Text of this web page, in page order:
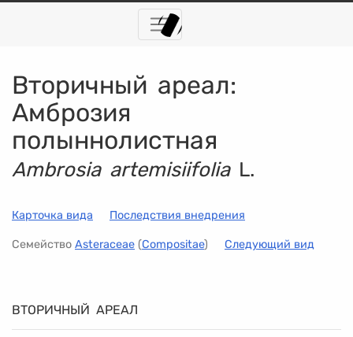
Вторичный ареал:
Амброзия
полыннолистная
Ambrosia artemisiifoliaL.
Карточка вида Последствия внедрения
Семейство Asteraceae (Compositae) Следующий вид
ВТОРИЧНЫЙ АРЕАЛ